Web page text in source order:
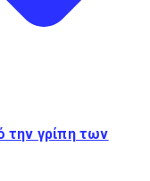
την γρίπη των